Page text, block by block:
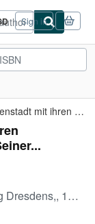
Sign in
Dresden Eine Fremdenstadt mit ihren Schönheiten in Kunst und ...
1898